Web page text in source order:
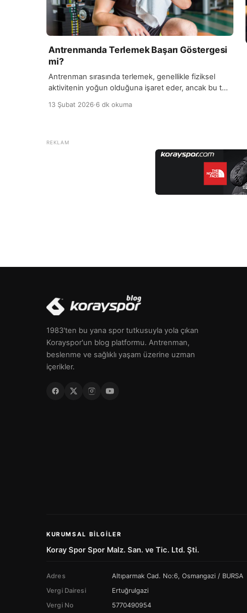
Antrenmanda Terlemek Başarı Göstergesi
mi?
Antrenman sırasında terlemek, genellikle fiziksel
aktivitenin yoğun olduğuna işaret eder, ancak bu tek
sıcaklığını düzenleme mekanizmasıdır ve kişiden
düzeyi, genetik yapı ve ortam sıcaklığı gibi faktörlere
bağlıdır. Başarı, antrenmanın etkisi ve hedeflere
13 Şubat 2026·6 dk okuma
1983'ten bu yana spor tutkusuyla yola çıkan
Korayspor'un blog platformu. Antrenman,
beslenme ve sağlıklı yaşam üzerine uzman
içerikler.
KURUMSAL BILGILER
Koray Spor Spor Malz. San. ve Tic. Ltd. Şti.
Adres
Altıparmak Cad. No:6, Osmangazi / BURSA
Vergi Dairesi
Ertuğrulgazi
Vergi No
5770490954